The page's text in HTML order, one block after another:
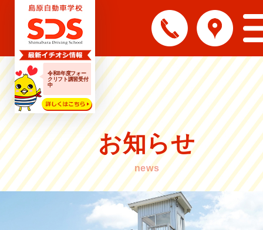
令和8年度フォー
クリフト講習受付
中
お知らせ
news